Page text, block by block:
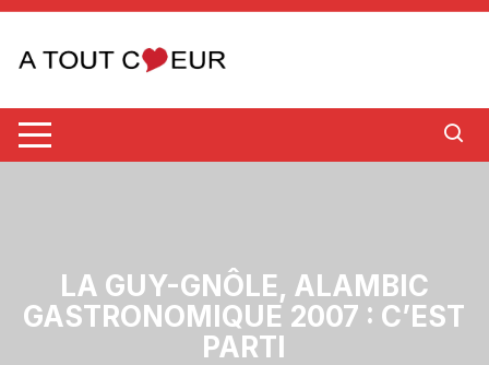
Aller
contenu
LA GUY-GNÔLE, ALAMBIC
GASTRONOMIQUE 2007 : C’EST
PARTI